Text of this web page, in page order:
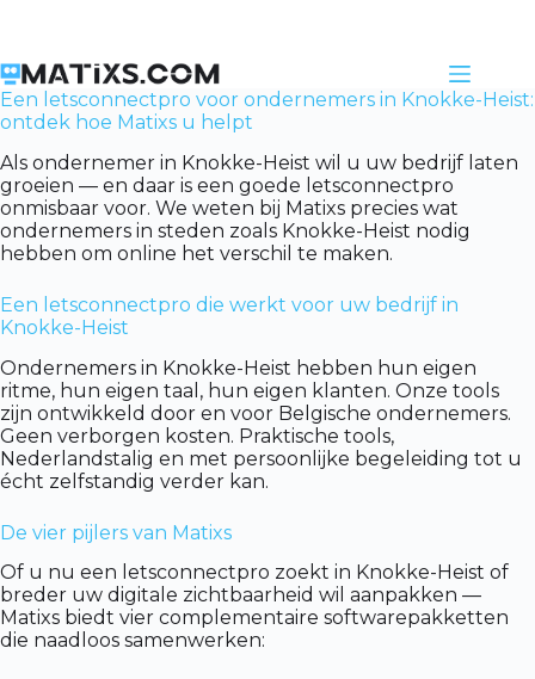
Een letsconnectpro voor ondernemers in Knokke-Heist:
ontdek hoe Matixs u helpt
Als ondernemer in Knokke-Heist wil u uw bedrijf laten
groeien — en daar is een goede letsconnectpro
onmisbaar voor. We weten bij Matixs precies wat
ondernemers in steden zoals Knokke-Heist nodig
hebben om online het verschil te maken.
Een letsconnectpro die werkt voor uw bedrijf in
Knokke-Heist
Ondernemers in Knokke-Heist hebben hun eigen
ritme, hun eigen taal, hun eigen klanten. Onze tools
zijn ontwikkeld door en voor Belgische ondernemers.
Geen verborgen kosten. Praktische tools,
Nederlandstalig en met persoonlijke begeleiding tot u
écht zelfstandig verder kan.
De vier pijlers van Matixs
Of u nu een letsconnectpro zoekt in Knokke-Heist of
breder uw digitale zichtbaarheid wil aanpakken —
Matixs biedt vier complementaire softwarepakketten
die naadloos samenwerken: